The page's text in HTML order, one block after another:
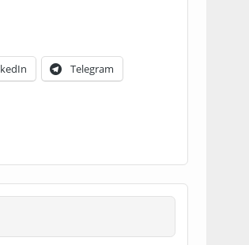
Telegram